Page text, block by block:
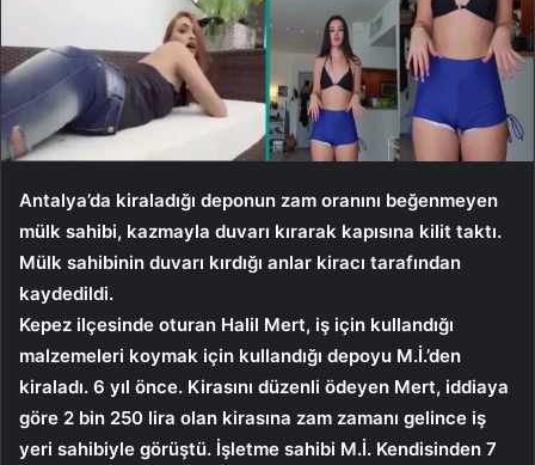
Antalya’da kiraladığı deponun zam oranını beğenmeyen
mülk sahibi, kazmayla duvarı kırarak kapısına kilit taktı.
Mülk sahibinin duvarı kırdığı anlar kiracı tarafından
kaydedildi.
Kepez ilçesinde oturan Halil Mert, iş için kullandığı
malzemeleri koymak için kullandığı depoyu M.İ.’den
kiraladı. 6 yıl önce. Kirasını düzenli ödeyen Mert, iddiaya
göre 2 bin 250 lira olan kirasına zam zamanı gelince iş
yeri sahibiyle görüştü. İşletme sahibi M.İ. Kendisinden 7